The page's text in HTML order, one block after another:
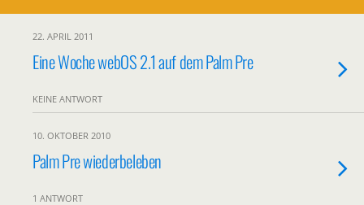
22. APRIL 2011
Eine Woche webOS 2.1 auf dem Palm Pre
KEINE ANTWORT
10. OKTOBER 2010
Palm Pre wiederbeleben
1 ANTWORT